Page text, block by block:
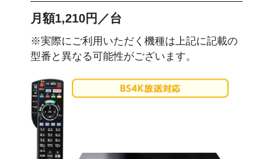
月額1,210円／台
※実際にご利用いただく機種は上記に記載の
型番と異なる可能性がございます。